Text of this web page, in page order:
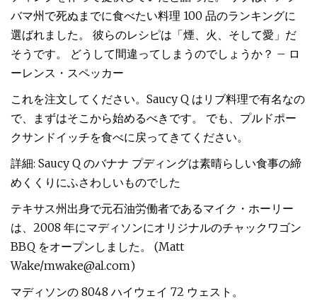
バマ州で死ぬまでに食べたい料理 100 品のランキングに
選ばれました。 彼らのレシピは「煙、火、そして愛」だ
そうです。 どうして間違ってしまうのでしょうか？ – ロ
ーレンス・スペッカー
これを注文してください。Saucy Q はリブ料理で有名なの
で、まずはそこから始めるべきです。 でも、プルドポー
クサンドイッチを食べに戻ってきてください。
詳細: Saucy Q のバナナ プディングは素晴らしい食事の締
めくくりにふさわしいものでした
テキサス州出身で元石油労働者であるマイク・ホーリー
は、2008 年にマディソンにオリジナルのチャックワゴン
BBQ をオープンしました。 (Matt
Wake/mwake@al.com)
マディソンの 8048 ハイウェイ 72 ウェスト。